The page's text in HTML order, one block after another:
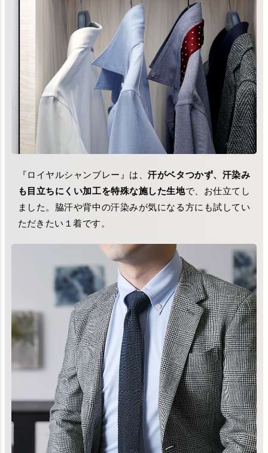
『ロイヤルシャンブレー』は、汗がベタつかず、汗染み
も目立ちにくい加工を特殊な施した生地で、お仕立てし
ました。脇汗や背中の汗染みが気になる方にも試してい
ただきたい１着です。